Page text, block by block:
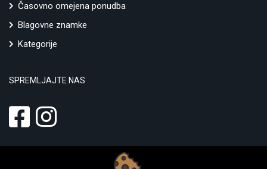
Časovno omejena ponudba
Blagovne znamke
Kategorije
SPREMLJAJTE NAS